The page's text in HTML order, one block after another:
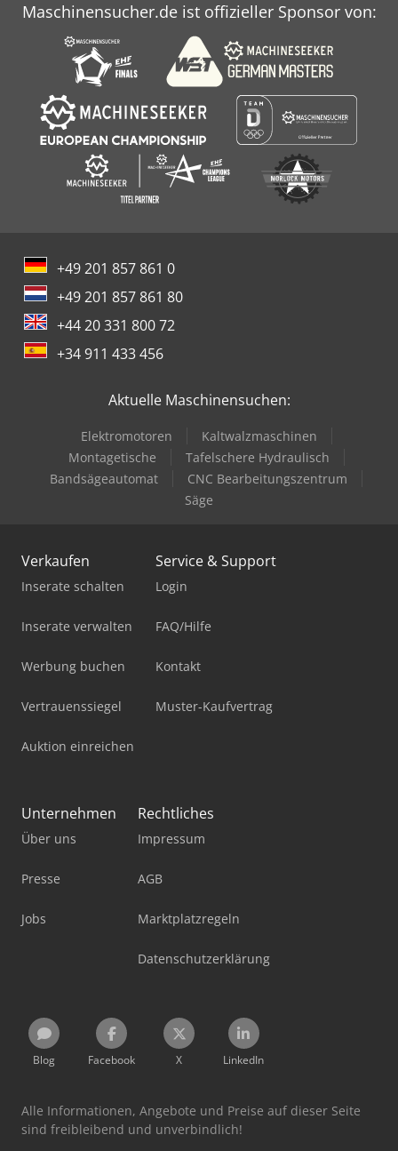
Maschinensucher.de ist offizieller Sponsor von:
+49 201 857 861 0
+49 201 857 861 80
+44 20 331 800 72
+34 911 433 456
Aktuelle Maschinensuchen:
Elektromotoren
Kaltwalzmaschinen
Montagetische
Tafelschere Hydraulisch
Bandsägeautomat
CNC Bearbeitungszentrum
Säge
Verkaufen
Inserate schalten
Inserate verwalten
Werbung buchen
Vertrauenssiegel
Auktion einreichen
Service & Support
Login
FAQ/Hilfe
Kontakt
Muster-Kaufvertrag
Unternehmen
Über uns
Presse
Jobs
Rechtliches
Impressum
AGB
Marktplatzregeln
Datenschutzerklärung
Blog Facebook X LinkedIn
Alle Informationen, Angebote und Preise auf dieser Seite
sind freibleibend und unverbindlich!